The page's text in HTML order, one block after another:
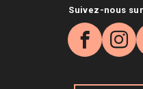
Suivez-nous